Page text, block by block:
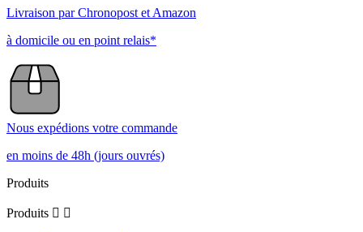
2étoiles
1étoile
Trier les avis
Avis vérifié